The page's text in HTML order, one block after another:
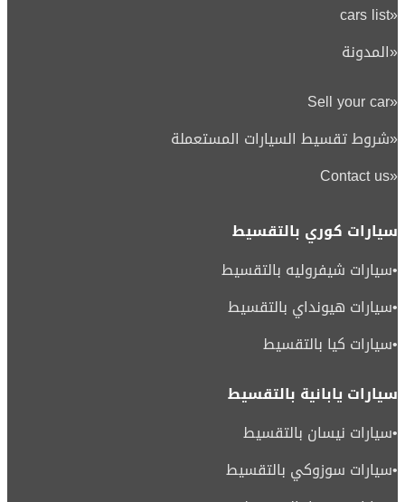
«
cars list
«المدونة
«
Sell your car
«شروط تقسيط السيارات المستعملة
«
Contact us
سيارات كوري بالتقسيط
•سيارات شيفروليه بالتقسيط
•سيارات هيونداي بالتقسيط
•سيارات كيا بالتقسيط
سيارات يابانية بالتقسيط
•سيارات نيسان بالتقسيط
•سيارات سوزوكي بالتقسيط